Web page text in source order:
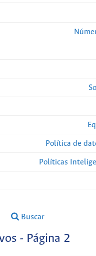
Política de
Políticas
Buscar
- Página 2